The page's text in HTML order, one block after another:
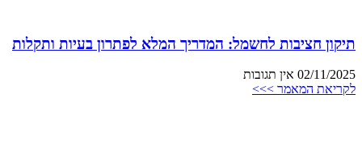
תיקון חציבות לחשמל: המדריך המלא לפתרון בעיות ותקלות
02/11/2025 אין תגובות
לקריאת המאמר >>>